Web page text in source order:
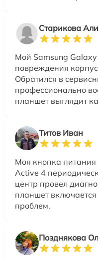
Старикова
Мой Samsung
повреждения
Обратился в
профессионально
планшет выглядит
Титов Иван
Моя кнопка
Active 4
центр провел
планшет
проблем.
Позднякова